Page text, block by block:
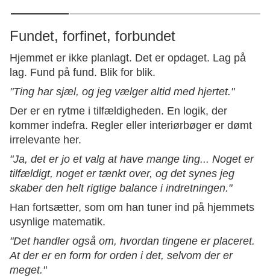
Fundet, forfinet, forbundet
Hjemmet er ikke planlagt. Det er opdaget. Lag på
lag. Fund på fund. Blik for blik.
"Ting har sjæl, og jeg vælger altid med hjertet."
Der er en rytme i tilfældigheden. En logik, der
kommer indefra. Regler eller interiørbøger er dømt
irrelevante her.
"Ja, det er jo et valg at have mange ting... Noget er
tilfældigt, noget er tænkt over, og det synes jeg
skaber den helt rigtige balance i indretningen."
Han fortsætter, som om han tuner ind på hjemmets
usynlige matematik.
"Det handler også om, hvordan tingene er placeret.
At der er en form for orden i det, selvom der er
meget."